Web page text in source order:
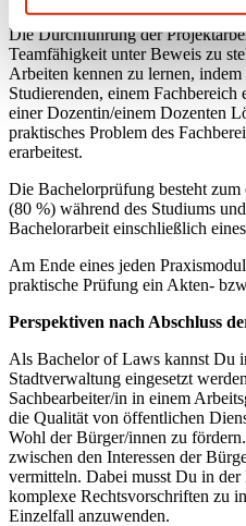
Die Durchführung der
Teamfähigkeit unter Beweis zu
Arbeiten kennen zu lernen,
Studierenden, einem
einer Dozentin/einem Dozenten
praktisches Problem des
erarbeitest.
Die Bachelorprüfung besteht
(80 %) während des Studiums
Bachelorarbeit einschließlich
Am Ende eines jeden
praktische Prüfung ein Akten-
Perspektiven nach Abschluss
Als Bachelor of Laws kannst Du
Stadtverwaltung eingesetzt
Sachbearbeiter/in in einem
die Qualität von öffentlichen
Wohl der Bürger/innen zu
zwischen den Interessen der
vermitteln. Dabei musst Du in der
komplexe Rechtsvorschriften zu
Einzelfall anzuwenden.